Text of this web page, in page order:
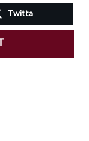
Twitta